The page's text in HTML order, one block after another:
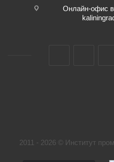
Онлайн-офис в
2011 - 2026 © Институт